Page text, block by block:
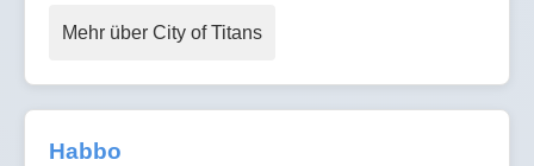
Mehr über City of Titans
Habbo